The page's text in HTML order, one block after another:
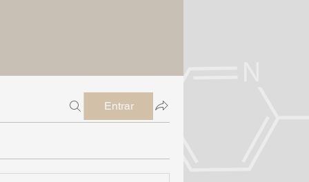
Entrar